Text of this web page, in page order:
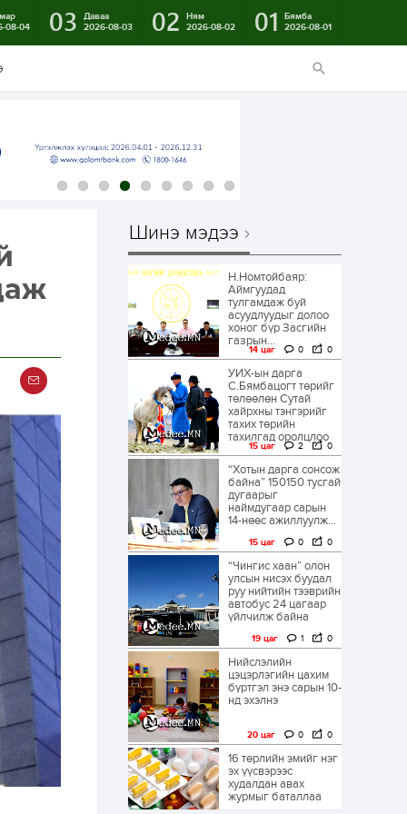
08-04
03
Даваа
2026-08-03
02
Ням
2026-08-02
01
Бямба
2026-08-01
Шинэ мэдээ
Н.Номтойбаяр:
Аймгуудад
тулгамдаж буй
асуудлуудыг долоо
хоног бүр Засгийн
газрын...
14 цаг 0 0
УИХ-ын дарга
С.Бямбацогт төрийг
төлөөлөн Сутай
хайрхны тэнгэрийг
тахих төрийн
тахилгад оролцлоо
15 цаг 2 0
“Хотын дарга сонсож
байна” 150150 тусгай
дугаарыг
наймдугаар сарын
14-нөөс ажиллуулж...
15 цаг 0 0
“Чингис хаан” олон
улсын нисэх буудал
руу нийтийн тээврийн
автобус 24 цагаар
үйлчилж байна
19 цаг 1 0
Нийслэлийн
цэцэрлэгийн цахим
бүртгэл энэ сарын 10-
нд эхэлнэ
20 цаг 0 0
16 төрлийн эмийг нэг
эх үүсвэрээс
худалдан авах
журмыг баталлаа